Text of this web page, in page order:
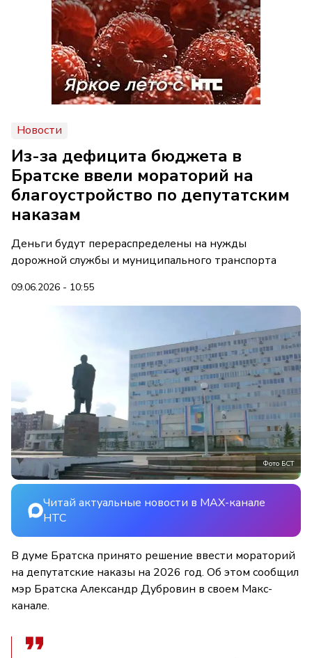
Новости
Из-за дефицита бюджета в
Братске ввели мораторий на
благоустройство по депутатским
наказам
Деньги будут перераспределены на нужды
дорожной службы и муниципального транспорта
09.06.2026 - 10:55
Фото БСТ
Читай актуальные новости в MAX-канале
НТС
В думе Братска принято решение ввести мораторий
на депутатские наказы на 2026 год. Об этом сообщил
мэр Братска Александр Дубровин в своем Макс-
канале.